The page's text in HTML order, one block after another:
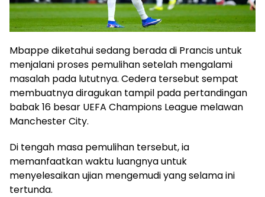
Mbappe diketahui sedang berada di Prancis untuk
menjalani proses pemulihan setelah mengalami
masalah pada lututnya. Cedera tersebut sempat
membuatnya diragukan tampil pada pertandingan
babak 16 besar UEFA Champions League melawan
Manchester City.
Di tengah masa pemulihan tersebut, ia
memanfaatkan waktu luangnya untuk
menyelesaikan ujian mengemudi yang selama ini
tertunda.